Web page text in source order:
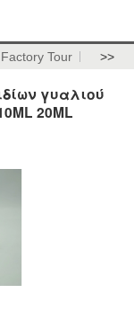
Factory Tour >>
γυαλιού
20ML